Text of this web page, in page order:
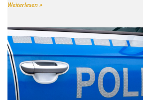
Weiterlesen »